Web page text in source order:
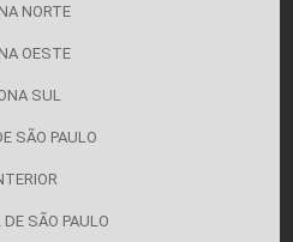
NORTE
OESTE
SUL
SÃO PAULO
SÃO PAULO